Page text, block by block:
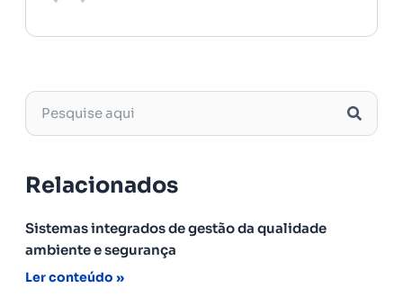
Relacionados
Sistemas integrados de gestão da qualidade
ambiente e segurança
Ler conteúdo »